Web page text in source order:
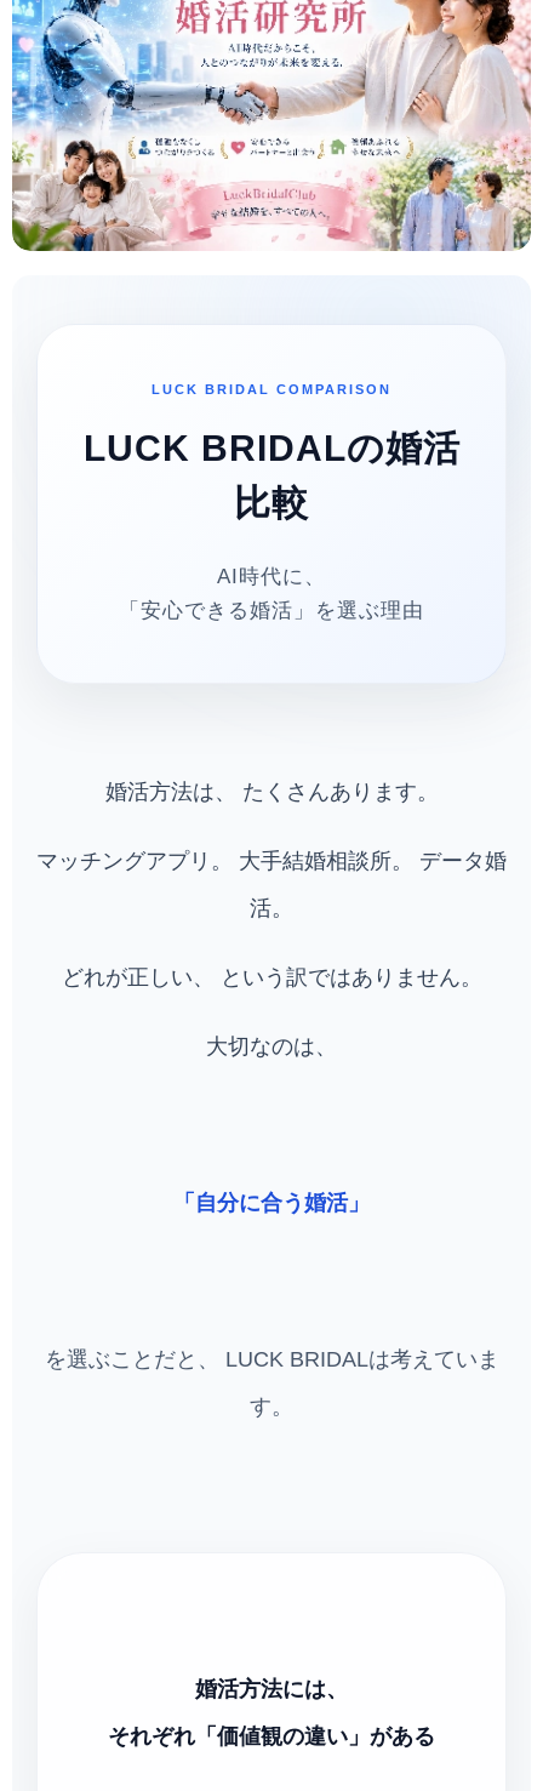
LUCK BRIDAL COMPARISON
LUCK BRIDALの婚活
比較
AI時代に、
「安心できる婚活」を選ぶ理由
婚活方法は、 たくさんあります。
マッチングアプリ。 大手結婚相談所。 データ婚
活。
どれが正しい、 という訳ではありません。
大切なのは、
「自分に合う婚活」
を選ぶことだと、 LUCK BRIDALは考えていま
す。
婚活方法には、
それぞれ「価値観の違い」がある